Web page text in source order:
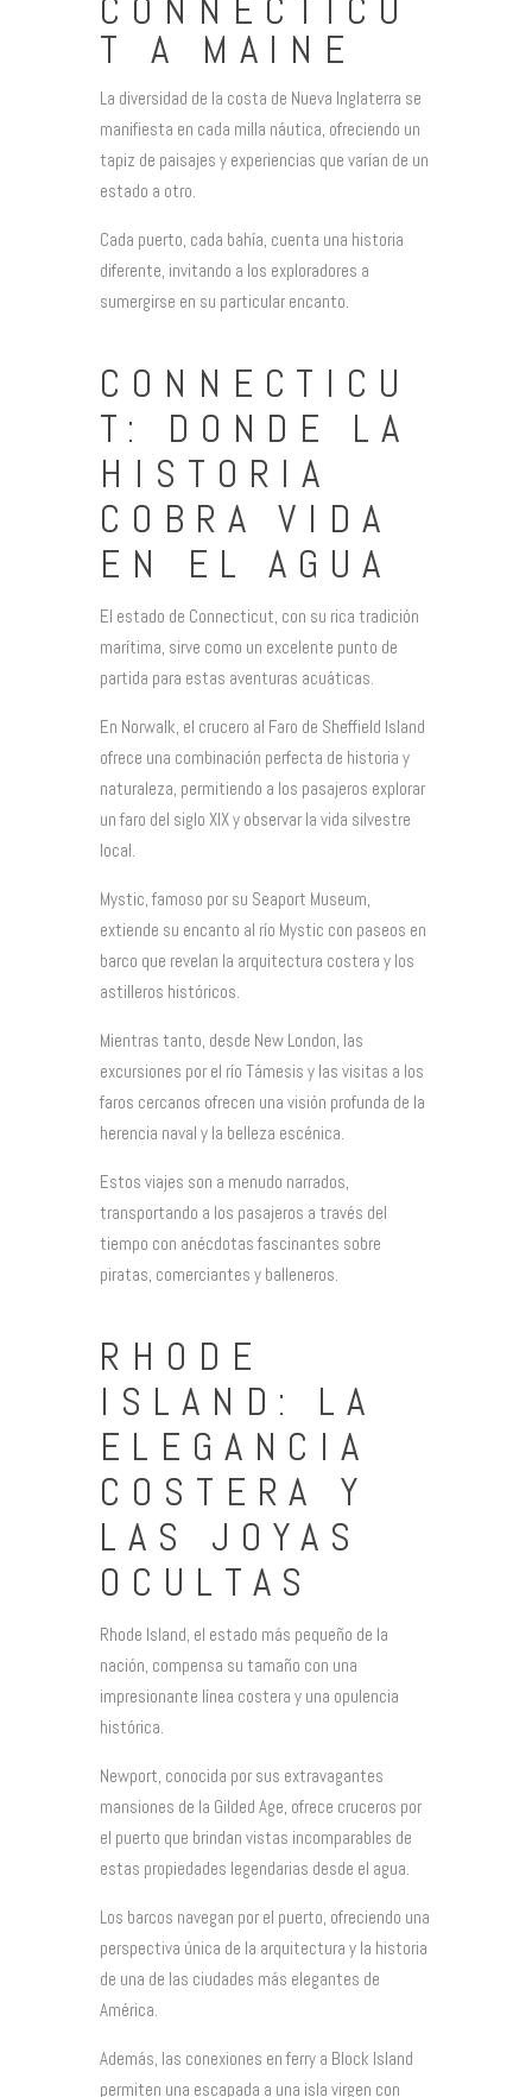
CONNECTICU
T A MAINE
La diversidad de la costa de Nueva Inglaterra se
manifiesta en cada milla náutica, ofreciendo un
tapiz de paisajes y experiencias que varían de un
estado a otro.
Cada puerto, cada bahía, cuenta una historia
diferente, invitando a los exploradores a
sumergirse en su particular encanto.
CONNECTICU
T: DONDE LA
HISTORIA
COBRA VIDA
EN EL AGUA
El estado de Connecticut, con su rica tradición
marítima, sirve como un excelente punto de
partida para estas aventuras acuáticas.
En Norwalk, el crucero al Faro de Sheffield Island
ofrece una combinación perfecta de historia y
naturaleza, permitiendo a los pasajeros explorar
un faro del siglo XIX y observar la vida silvestre
local.
Mystic, famoso por su Seaport Museum,
extiende su encanto al río Mystic con paseos en
barco que revelan la arquitectura costera y los
astilleros históricos.
Mientras tanto, desde New London, las
excursiones por el río Támesis y las visitas a los
faros cercanos ofrecen una visión profunda de la
herencia naval y la belleza escénica.
Estos viajes son a menudo narrados,
transportando a los pasajeros a través del
tiempo con anécdotas fascinantes sobre
piratas, comerciantes y balleneros.
RHODE
ISLAND: LA
ELEGANCIA
COSTERA Y
LAS JOYAS
OCULTAS
Rhode Island, el estado más pequeño de la
nación, compensa su tamaño con una
impresionante línea costera y una opulencia
histórica.
Newport, conocida por sus extravagantes
mansiones de la Gilded Age, ofrece cruceros por
el puerto que brindan vistas incomparables de
estas propiedades legendarias desde el agua.
Los barcos navegan por el puerto, ofreciendo una
perspectiva única de la arquitectura y la historia
de una de las ciudades más elegantes de
América.
Además, las conexiones en ferry a Block Island
permiten una escapada a una isla virgen con